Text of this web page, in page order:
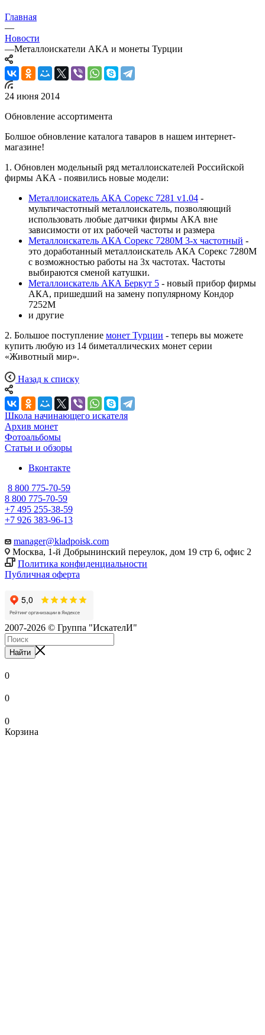
Главная
—
Новости
—Металлоискатели АКА и монеты Турции
24 июня 2014
Обновление ассортимента
Болшое обновление каталога таваров в нашем интернет-
магазине!
1. Обновлен модельный ряд металлоискателей Российской
фирмы АКА - появились новые модели:
Металлоискатель АКА Сорекс 7281 v1.04 -
мультичастотный металлоискатель, позволяющий
использовать любые датчики фирмы АКА вне
зависимости от их рабочей частоты и размера
Металлоискатель АКА Сорекс 7280М 3-х частотный -
это доработанный металлоискатель АКА Сорекс 7280М
с возможностью работы на 3х частотах. Частоты
выбираются сменой катушки.
Металлоискатель АКА Беркут 5 - новый прибор фирмы
АКА, пришедший на замену популярному Кондор
7252M
и другие
2. Большое поступление монет Турции - теперь вы можете
купить любую из 14 биметаллических монет серии
«Животный мир».
Назад к списку
Школа начинающего искателя
Архив монет
Фотоальбомы
Статьи и обзоры
Вконтакте
8 800 775-70-59
8 800 775-70-59
+7 495 255-38-59
+7 926 383-96-13
manager@kladpoisk.com
Москва, 1-й Добрынинский переулок, дом 19 стр 6, офис 2
Политика конфиденциальности
Публичная оферта
2007-2026 © Группа "ИскателИ"
Найти
0
0
0
Корзина